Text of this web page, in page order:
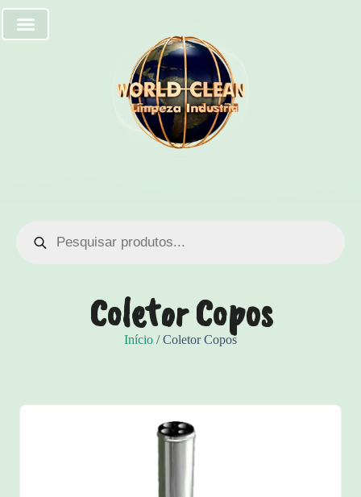
Coletor Copos
Início / Coletor Copos